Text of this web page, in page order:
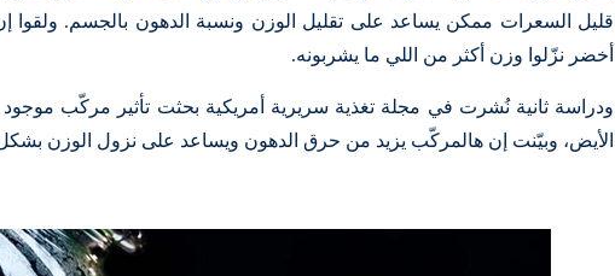
قليل السعرات ممكن يساعد على تقليل الوزن ونسبة الدهون بالجسم.
أخضر نزّلوا وزن أكثر من اللي ما يشربونه.
ودراسة ثانية نُشرت في مجلة تغذية سريرية أمريكية بحثت تأثير مركّب
الأيض، وبيّنت إن هالمركّب يزيد من حرق الدهون ويساعد على نزول الوزن